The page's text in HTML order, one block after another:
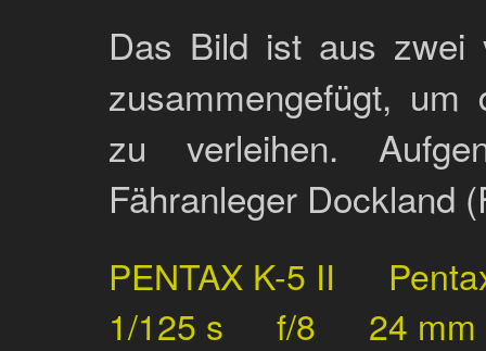
Das Bild ist aus zwei
zusammengefügt,
zu verleihen.
Fähranleger Dockland
PENTAX K-5 II
1/125 s
f/8
24 mm